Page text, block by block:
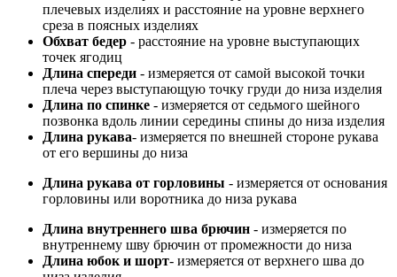
плечевых изделиях и расстояние на уровне верхнего
среза в поясных изделиях
Обхват бедер - расстояние на уровне выступающих
точек ягодиц
Длина спереди - измеряется от самой высокой точки
плеча через выступающую точку груди до низа изделия
Длина по спинке - измеряется от седьмого шейного
позвонка вдоль линии середины спины до низа изделия
Длина рукава- измеряется по внешней стороне рукава
от его вершины до низа
Длина рукава от горловины - измеряется от основания
горловины или воротника до низа рукава
Длина внутреннего шва брючин - измеряется по
внутреннему шву брючин от промежности до низа
Длина юбок и шорт- измеряется от верхнего шва до